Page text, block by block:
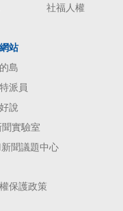
社福人權
站
島
派員
說
實驗室
聞議題中心
保護政策